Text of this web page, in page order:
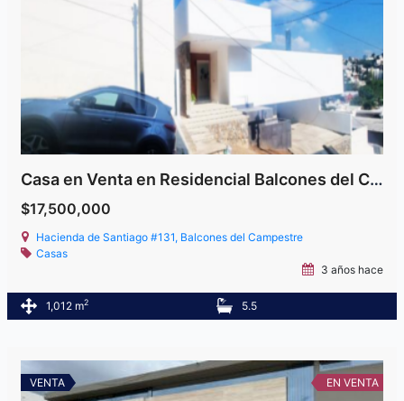
Casa en Venta en Residencial Balcones del Campestre
$17,500,000
Hacienda de Santiago #131, Balcones del Campestre
Casas
3 años hace
1,012 m2 5.5
VENTA EN VENTA